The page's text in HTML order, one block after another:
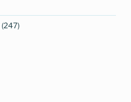
(247)